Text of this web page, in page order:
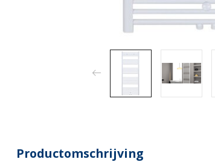
Productomschrijving